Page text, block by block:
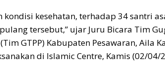
kondisi kesehatan, terhadap 34 santri
tersebut,” ujar Juru Bicara Tim
GTPP) Kabupaten Pesawaran, Aila
di Islamic Centre, Kamis (02/04/